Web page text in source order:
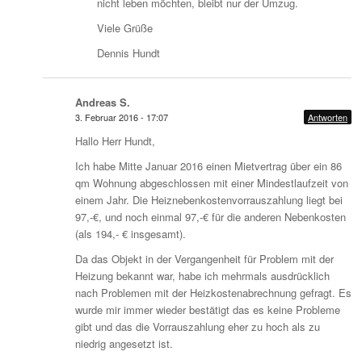
Viele Grüße
Dennis Hundt
Andreas S.
3. Februar 2016 - 17:07 Antworten
Hallo Herr Hundt,
Ich habe Mitte Januar 2016 einen Mietvertrag über ein 86
qm Wohnung abgeschlossen mit einer Mindestlaufzeit von
einem Jahr. Die Heiznebenkostenvorrauszahlung liegt bei
97,-€, und noch einmal 97,-€ für die anderen Nebenkosten
(als 194,- € insgesamt).
Da das Objekt in der Vergangenheit für Problem mit der
Heizung bekannt war, habe ich mehrmals ausdrücklich
nach Problemen mit der Heizkostenabrechnung gefragt. Es
wurde mir immer wieder bestätigt das es keine Probleme
gibt und das die Vorrauszahlung eher zu hoch als zu
niedrig angesetzt ist.